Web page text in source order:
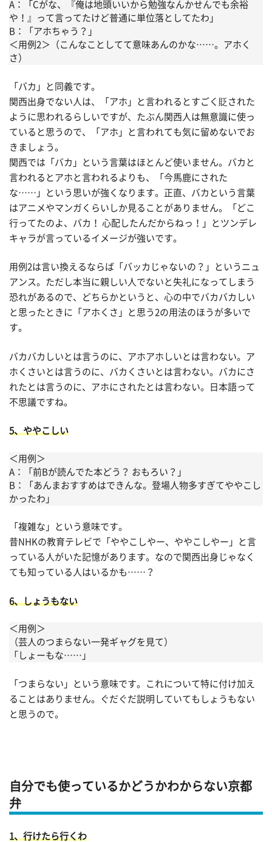
A：「Cがな、『俺は地頭いいから勉強なんかせんでも余裕
や！』って言ってたけど普通に単位落としてたわ」
B：「アホちゃう？」
＜用例2＞（こんなことしてて意味あんのかな……。アホく
さ）
「バカ」と同義です。
関西出身でない人は、「アホ」と言われるとすごく貶された
ように思われるらしいですが、たぶん関西人は無意識に使っ
ていると思うので、「アホ」と言われても気に留めないでお
きましょう。
関西では「バカ」という言葉はほとんど使いません。バカと
言われるとアホと言われるよりも、「今馬鹿にされた
な……」という思いが強くなります。正直、バカという言葉
はアニメやマンガくらいしか見ることがありません。「どこ
行ってたのよ、バカ！ 心配したんだからねっ！」とツンデレ
キャラが言っているイメージが強いです。
用例2は言い換えるならば「バッカじゃないの？」というニュ
アンス。ただし本当に親しい人でないと失礼になってしまう
恐れがあるので、どちらかというと、心の中でバカバカしい
と思ったときに「アホくさ」と思う2の用法のほうが多いで
す。
バカバカしいとは言うのに、アホアホしいとは言わない。ア
ホくさいとは言うのに、バカくさいとは言わない。バカにさ
れたとは言うのに、アホにされたとは言わない。日本語って
不思議ですね。
5、ややこしい
＜用例＞
A：「前Bが読んでた本どう？ おもろい？」
B：「あんまおすすめはできんな。登場人物多すぎてややこし
かったわ」
「複雑な」という意味です。
昔NHKの教育テレビで「ややこしやー、ややこしやー」と言
っている人がいた記憶があります。なので関西出身じゃなく
ても知っている人はいるかも……？
6、しょうもない
＜用例＞
（芸人のつまらない一発ギャグを見て）
「しょーもな……」
「つまらない」という意味です。これについて特に付け加え
ることはありません。ぐだぐだ説明していてもしょうもない
と思うので。
自分でも使っているかどうかわからない京都
弁
1、行けたら行くわ